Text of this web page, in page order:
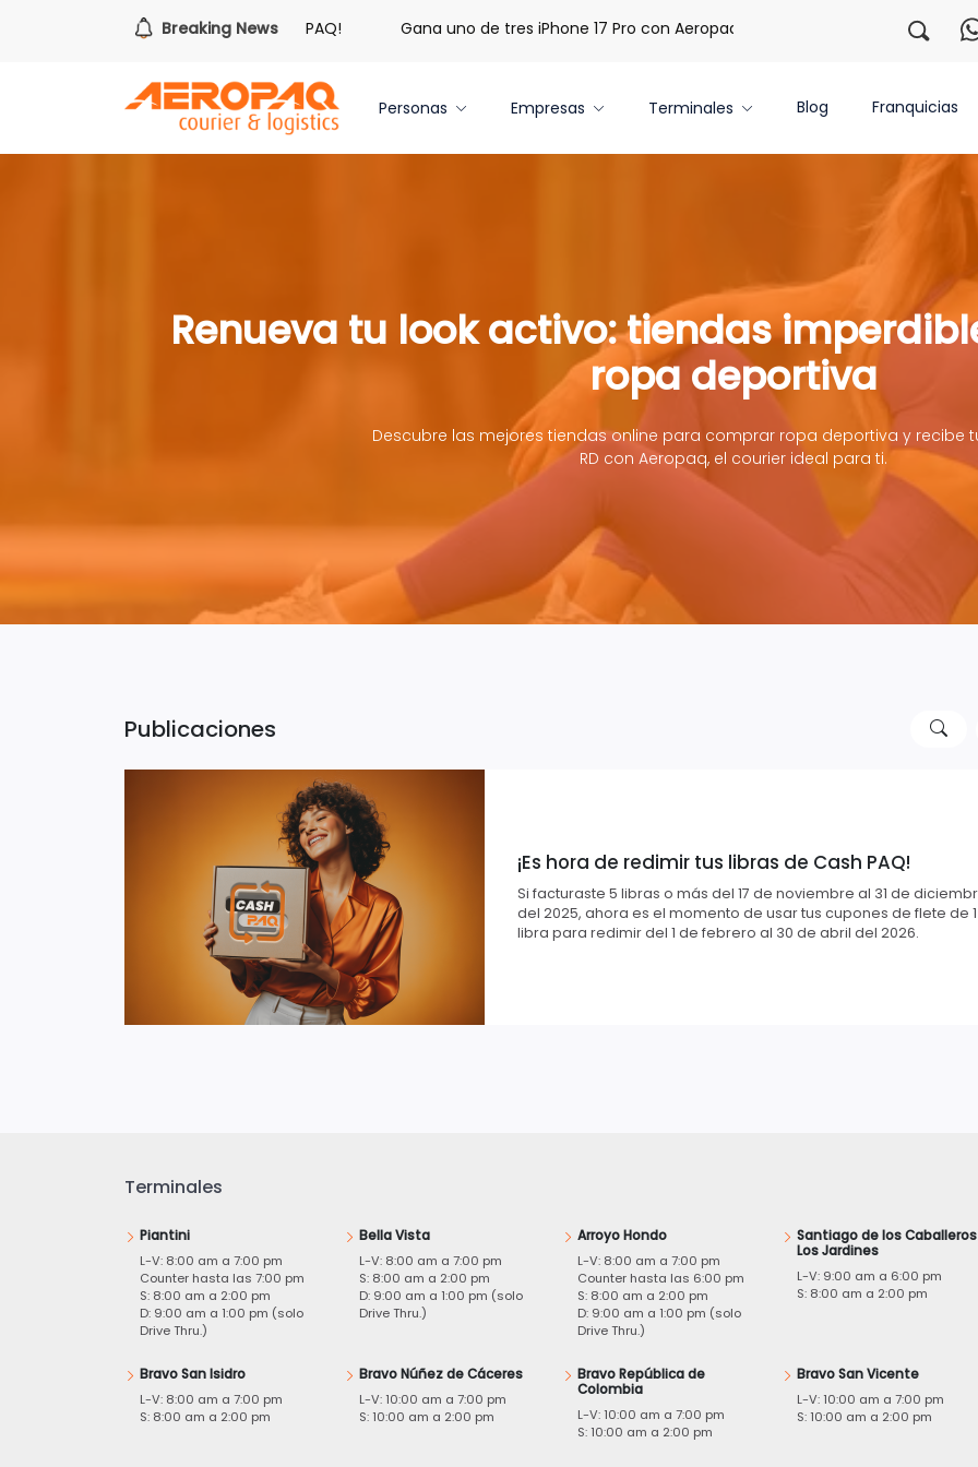
Breaking News
hora de redimir tus libras de Cash PAQ! Gana uno de tres iPhone 17 Pro con Aeropaq Prime ¡Regístrate con
Personas Empresas Terminales Blog Franquicias
Renueva tu look activo: tiendas
ropa deportiva
Descubre las mejores tiendas online para comprar ropa deportiva y recibe
RD con Aeropaq, el courier ideal para ti.
Publicaciones
¡Es hora de redimir tus libras de Cash PAQ!
Si facturaste 5 libras o más del 17 de noviembre al 31 de
del 2025, ahora es el momento de usar tus cupones de flete de 1
libra para redimir del 1 de febrero al 30 de abril del 2026.
Terminales
Piantini
L-V: 8:00 am a 7:00 pm
Counter hasta las 7:00 pm
S: 8:00 am a 2:00 pm
D: 9:00 am a 1:00 pm (solo
Drive Thru.)
Bella Vista
L-V: 8:00 am a 7:00 pm
S: 8:00 am a 2:00 pm
D: 9:00 am a 1:00 pm (solo
Drive Thru.)
Arroyo Hondo
L-V: 8:00 am a 7:00 pm
Counter hasta las 6:00 pm
S: 8:00 am a 2:00 pm
D: 9:00 am a 1:00 pm (solo
Drive Thru.)
Santiago de los
Los Jardines
L-V: 9:00 am a 6:00 pm
S: 8:00 am a 2:00 pm
Bravo San Isidro
L-V: 8:00 am a 7:00 pm
S: 8:00 am a 2:00 pm
Bravo Núñez de Cáceres
L-V: 10:00 am a 7:00 pm
S: 10:00 am a 2:00 pm
Bravo República de
Colombia
L-V: 10:00 am a 7:00 pm
S: 10:00 am a 2:00 pm
Bravo San Vicente
L-V: 10:00 am a 7:00 pm
S: 10:00 am a 2:00 pm